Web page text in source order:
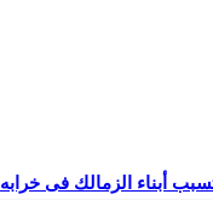
أبناء الزمالك فى خرابه